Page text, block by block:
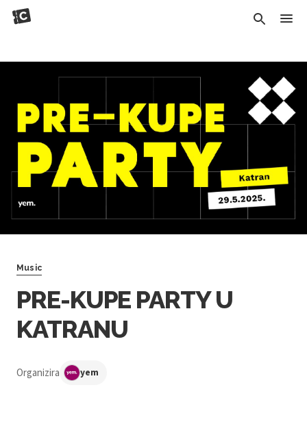
Music
PRE-KUPE PARTY U
KATRANU
Organizira yem